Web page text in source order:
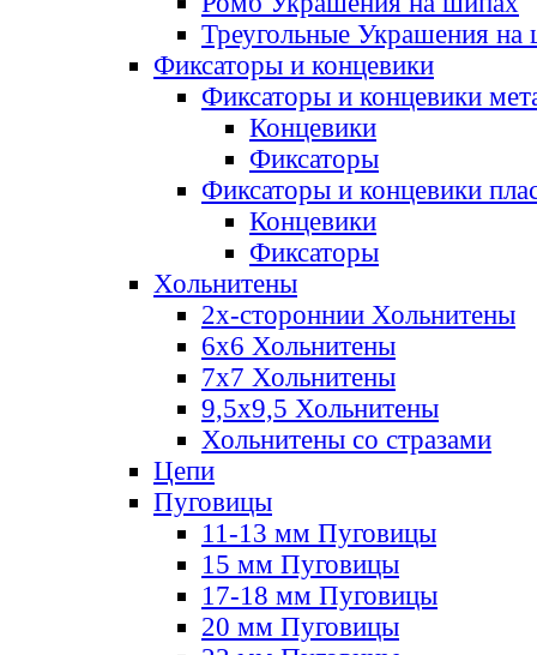
Треугольные Украшения на
Фиксаторы и концевики
Фиксаторы и концевики
Концевики
Фиксаторы
Фиксаторы и концевики
Концевики
Фиксаторы
Хольнитены
2х-стороннии Хольнитены
6х6 Хольнитены
7х7 Хольнитены
9,5х9,5 Хольнитены
Хольнитены со стразами
Цепи
Пуговицы
11-13 мм Пуговицы
15 мм Пуговицы
17-18 мм Пуговицы
20 мм Пуговицы